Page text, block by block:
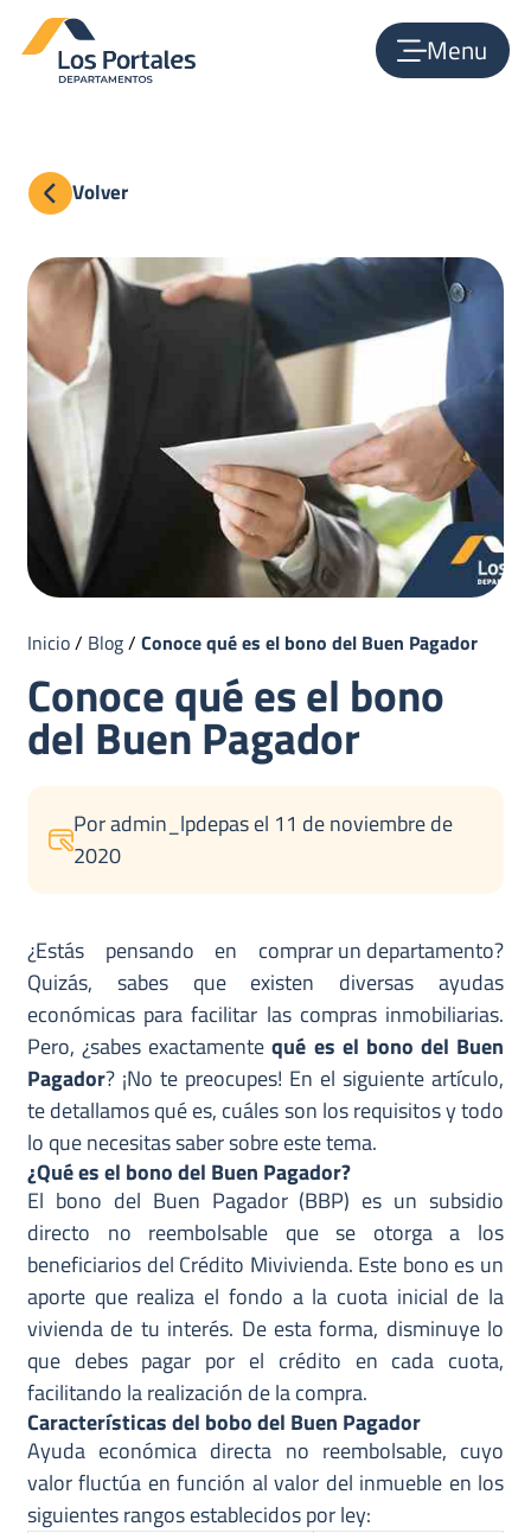
Menu
Volver
Inicio/ Blog/ Conoce qué es el bono del Buen Pagador
Conoce qué es el bono
del Buen Pagador
Por admin_lpdepas el 11 de noviembre de
2020
¿Estás pensando en comprar un departamento?
Quizás, sabes que existen diversas ayudas
económicas para facilitar las compras inmobiliarias.
Pero, ¿sabes exactamentequé es el bono del Buen
Pagador? ¡No te preocupes! En el siguiente artículo,
te detallamos qué es, cuáles son los requisitos y todo
lo que necesitas saber sobre este tema.
¿Qué es el bono del Buen Pagador?
El bono del Buen Pagador (BBP) es un subsidio
directo no reembolsable que se otorga a los
beneficiarios del Crédito Mivivienda. Este bono es un
aporte que realiza el fondo a la cuota inicial de la
vivienda de tu interés. De esta forma, disminuye lo
que debes pagar por el crédito en cada cuota,
facilitando la realización de la compra.
Características del bobo del Buen Pagador
Ayuda económica directa no reembolsable, cuyo
valor fluctúa en función al valor del inmueble en los
siguientes rangos establecidos por ley: